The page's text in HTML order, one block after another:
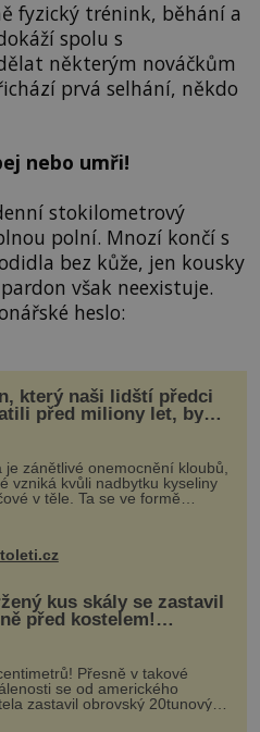
fyzický trénink, běhání a
spolu s
některým nováčkům
prvá selhání, někdo
nebo umři!
stokilometrový
polní. Mnozí končí s
bez kůže, jen kousky
však neexistuje.
heslo:
který naši lidští předci
před miliony let, by
pomoci s léčbou
králů“
je zánětlivé onemocnění kloubů,
vzniká kvůli nadbytku kyseliny
v těle. Ta se ve formě
a způsobuje bole...
kus skály se zastavil
před kostelem!
ho boží síla?
Přesně v takové
se od amerického
zastavil obrovský 20tunový